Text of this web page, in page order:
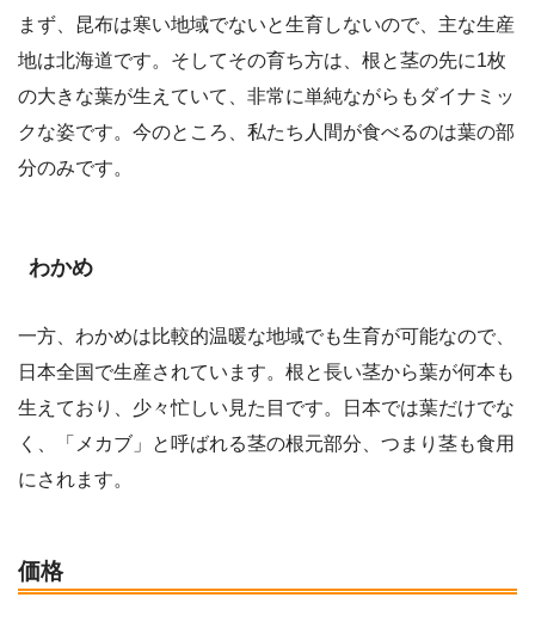
まず、昆布は寒い地域でないと生育しないので、主な生産
地は北海道です。そしてその育ち方は、根と茎の先に1枚
の大きな葉が生えていて、非常に単純ながらもダイナミッ
クな姿です。今のところ、私たち人間が食べるのは葉の部
分のみです。
わかめ
一方、わかめは比較的温暖な地域でも生育が可能なので、
日本全国で生産されています。根と長い茎から葉が何本も
生えており、少々忙しい見た目です。日本では葉だけでな
く、「メカブ」と呼ばれる茎の根元部分、つまり茎も食用
にされます。
価格